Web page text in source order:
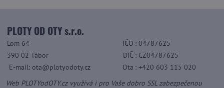
PLOTY OD OTY s.r.o.
Lom 64 IČO : 04787625
390 02 Tábor
DIČ : CZ04787625
E-mail: ota@plotyodoty.cz
Ota : +420 603 115 020
Web PLOTYodOTY.cz využívá i pro Vaše dobro SSL zabezpečenou